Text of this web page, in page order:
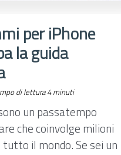
per iPhone
la guida
di lettura 4 minuti
un passatempo
che coinvolge milioni
il mondo. Se sei un